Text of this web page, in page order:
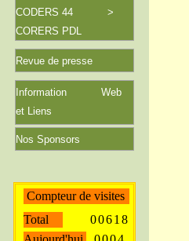
Compteur de visites
0061 8
Total
Nos Sponsors
CODERS 44 >
CORERS PDL
Information Web
et Liens
Revue de presse